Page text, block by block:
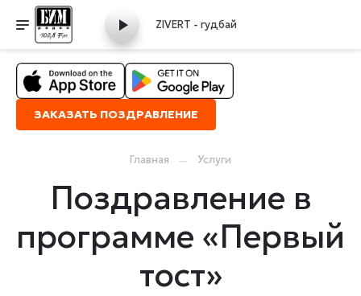
ZIVERT - гудбай
ЗАКАЗАТЬ ПОЗДРАВЛЕНИЕ
Главная Услуги
Поздравление в
программе «Первый
тост»